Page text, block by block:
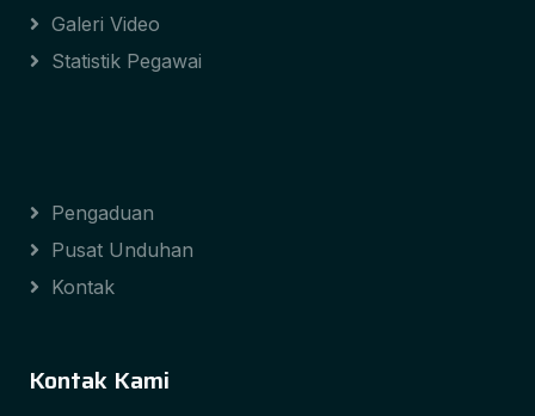
Galeri Video
Statistik Pegawai
Pengaduan
Pusat Unduhan
Kontak
Kontak Kami